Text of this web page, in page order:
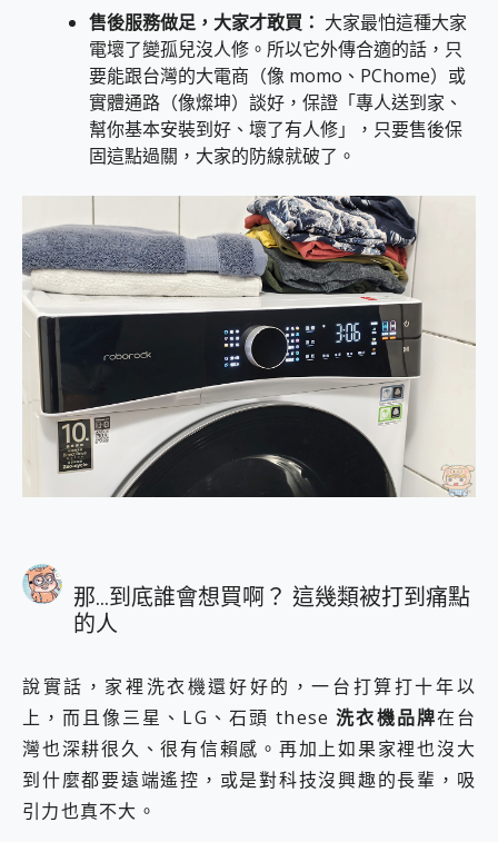
售後服務做足，大家才敢買： 大家最怕這種大家
電壞了變孤兒沒人修。所以它外傳合適的話，只
要能跟台灣的大電商（像 momo、PChome）或
實體通路（像燦坤）談好，保證「專人送到家、
幫你基本安裝到好、壞了有人修」，只要售後保
固這點過關，大家的防線就破了。
那…到底誰會想買啊？ 這幾類被打到痛點
的人
說實話，家裡洗衣機還好好的，一台打算打十年以
上，而且像三星、LG、石頭 these洗衣機品牌在台
灣也深耕很久、很有信賴感。再加上如果家裡也沒大
到什麼都要遠端遙控，或是對科技沒興趣的長輩，吸
引力也真不大。